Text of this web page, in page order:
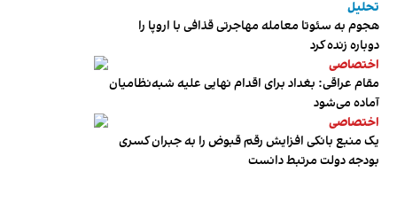
تحلیل
هجوم به سئوتا معامله مهاجرتی قذافی با اروپا را
دوباره زنده کرد
اختصاصی
مقام عراقی: بغداد برای اقدام نهایی علیه شبه‌نظامیان
آماده می‌شود
اختصاصی
یک منبع بانکی افزایش رقم قبوض را به جبران کسری
بودجه دولت مرتبط دانست